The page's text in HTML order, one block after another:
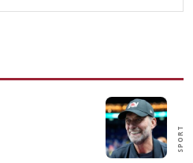
SPORT